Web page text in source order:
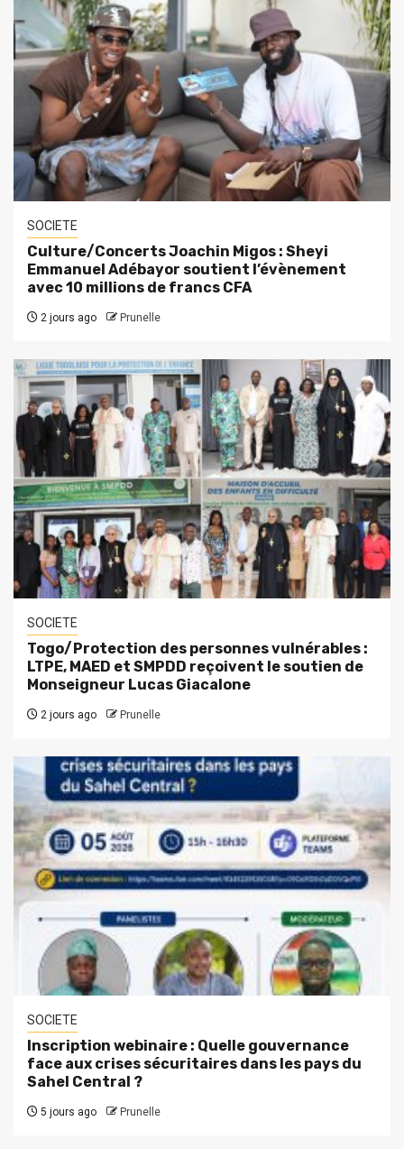
SOCIETE
Culture/Concerts Joachin Migos : Sheyi
Emmanuel Adébayor soutient l’évènement
avec 10 millions de francs CFA
2 jours ago Prunelle
SOCIETE
Togo/Protection des personnes vulnérables :
LTPE, MAED et SMPDD reçoivent le soutien de
Monseigneur Lucas Giacalone
2 jours ago Prunelle
SOCIETE
Inscription webinaire : Quelle gouvernance
face aux crises sécuritaires dans les pays du
Sahel Central ?
5 jours ago Prunelle